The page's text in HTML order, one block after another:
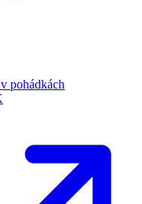
pohádkách